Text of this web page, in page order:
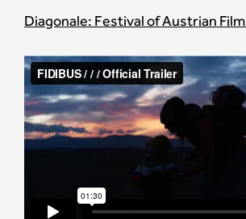
Diagonale: Festival of Austrian Film